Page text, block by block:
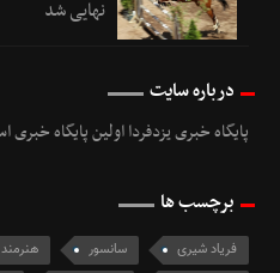
نهایی شد
درباره سایت
پایگاه خبری یزدفردا اولین پایگاه خبری
برچسب ها
فریاد شیری سانسور هنرمند